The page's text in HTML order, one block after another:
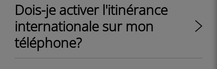
Dois-je activer l'itinérance
internationale sur mon
téléphone?